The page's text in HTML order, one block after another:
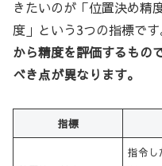
きたいのが「位置決め精
度」という3つの指標です
から精度を評価するもの
べき点が異なります。
指標
指令し